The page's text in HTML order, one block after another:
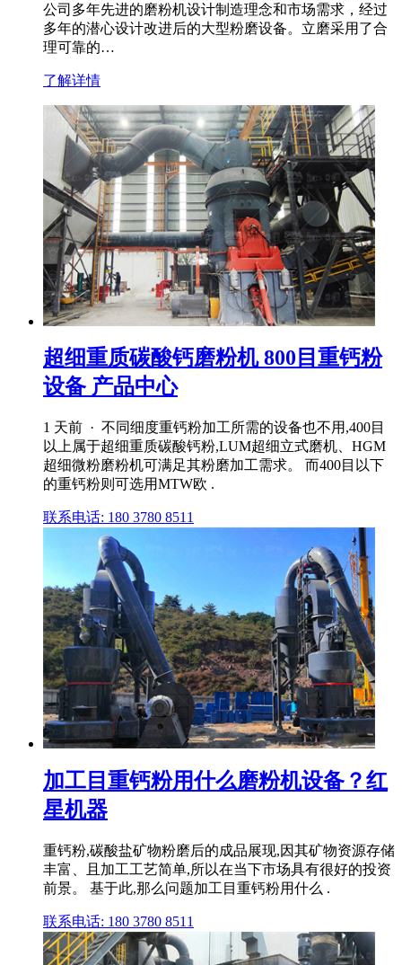
公司多年先进的磨粉机设计制造理念和市场需求，经过
多年的潜心设计改进后的大型粉磨设备。立磨采用了合
理可靠的…
了解详情
超细重质碳酸钙磨粉机 800目重钙粉
设备 产品中心
1 天前 · 不同细度重钙粉加工所需的设备也不用,400目
以上属于超细重质碳酸钙粉,LUM超细立式磨机、HGM
超细微粉磨粉机可满足其粉磨加工需求。 而400目以下
的重钙粉则可选用MTW欧 .
联系电话: 180 3780 8511
加工目重钙粉用什么磨粉机设备？红
星机器
重钙粉,碳酸盐矿物粉磨后的成品展现,因其矿物资源存储
丰富、且加工工艺简单,所以在当下市场具有很好的投资
前景。 基于此,那么问题加工目重钙粉用什么 .
联系电话: 180 3780 8511